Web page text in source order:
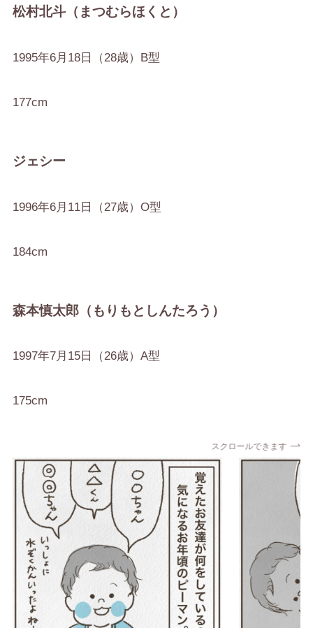
松村北斗（まつむらほくと）
1995年6月18日（28歳）B型
177cm
ジェシー
1996年6月11日（27歳）O型
184cm
森本慎太郎（もりもとしんたろう）
1997年7月15日（26歳）A型
175cm
スクロールできます